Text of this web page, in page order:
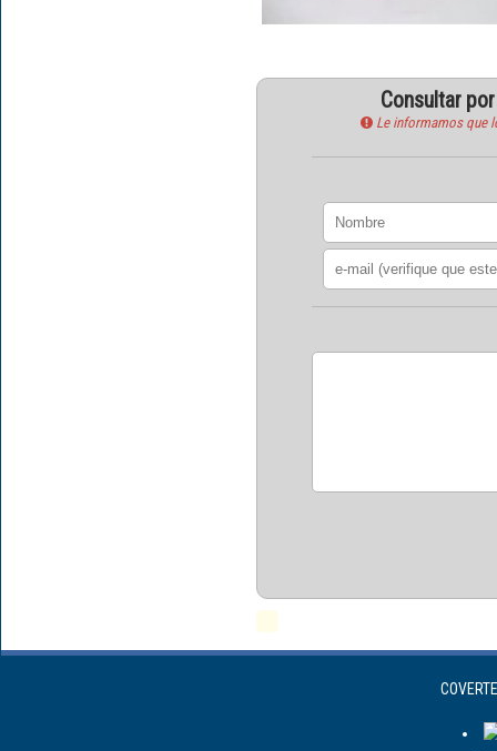
Consultar
Le informamos que